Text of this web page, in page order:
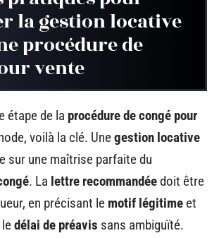
la gestion locative
procédure de
vente
étape de la procédure de congé pour
voilà la clé. Unegestion locative
sur une maîtrise parfaite du
. La lettre recommandéedoit être
en précisant le motif légitime et
délai de préavis sans ambiguïté.